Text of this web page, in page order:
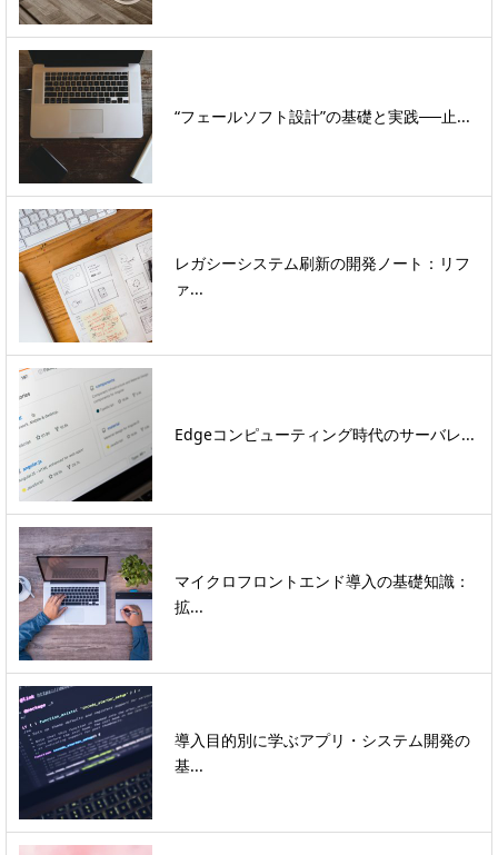
“フェールソフト設計”の基礎と実践──止...
レガシーシステム刷新の開発ノート：リフ
ァ...
Edgeコンピューティング時代のサーバレ...
マイクロフロントエンド導入の基礎知識：
拡...
導入目的別に学ぶアプリ・システム開発の
基...